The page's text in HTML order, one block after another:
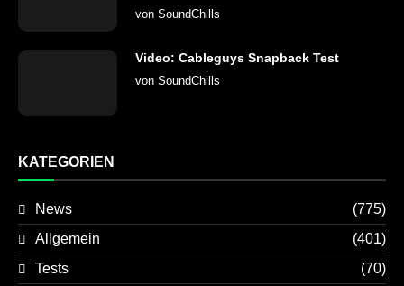
von SoundChills
Video: Cableguys Snapback Test
von SoundChills
KATEGORIEN
News
(775)
Allgemein
(401)
Tests
(70)